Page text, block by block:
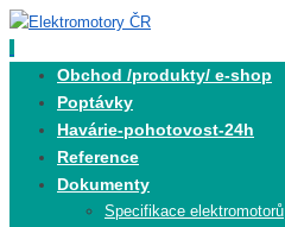
Skip
content
content
Obchod /produkty/ e-shop
Poptávky
Havárie-pohotovost-24h
Reference
Dokumenty
Specifikace elektromotorů